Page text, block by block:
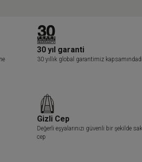
30 yıl garanti
30 yıllık global garantimiz
Gizli Cep
Değerli eşyalarınızı güvenli bir şekilde
cep